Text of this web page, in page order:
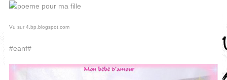
Vu sur 4.bp.blogspot.com
#eanf#